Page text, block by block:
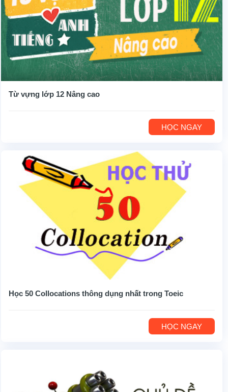
Từ vựng lớp 12 Nâng cao
HỌC NGAY
Học 50 Collocations thông dụng nhất trong Toeic
HỌC NGAY